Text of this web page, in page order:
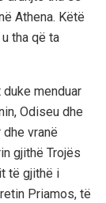
Athena. Këtë
tha që ta
menduar
Odiseu dhe
vranë
gjithë Trojës
të gjithë i
Priamos, të